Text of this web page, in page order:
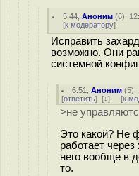
5.44 ,Аноним (6),
[к модератору]
Исправить
возможно. Они
системной
6.51 ,Аноним (5),
[ответить] [↓] [к
>не
Это какой? Не
работает
него вообще в
то.